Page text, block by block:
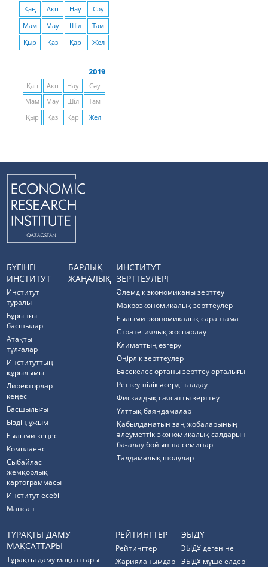
Қаң Ақп Нау
Сәу
Мам
Мау Шіл
Там
Қыр
Қаз Қар Жел
2019
Қаң Ақп Нау
Сәу
Мам
Мау Шіл
Там
Қыр
Қаз Қар Жел
БҮГІНГІ
ИНСТИТУТ
Институт
туралы
Бұрынғы
басшылар
Атақты
тұлғалар
Институттың
құрылымы
Директорлар
кеңесі
Басшылығы
Біздің ұжым
Ғылыми кеңес
Комплаенс
Cыбайлас
жемқорлық
картограммасы
Институт есебі
Мансап
БАРЛЫҚ
ЖАҢАЛЫҚ
ИНСТИТУТ
ЗЕРТТЕУЛЕРІ
Әлемдік экономиканы зерттеу
Макроэкономикалық зерттеулер
Ғылыми экономикалық сараптама
Стратегиялық жоспарлау
Климаттың өзгеруі
Өңірлік зерттеулер
Бәсекелес ортаны зерттеу орталығы
Реттеушілік әсерді талдау
Фискалдық саясатты зерттеу
Ұлттық баяндамалар
Қабылданатын заң жобаларының
әлеуметтік-экономикалық салдарын
бағалау бойынша семинар
Талдамалық шолулар
ТҰРАҚТЫ ДАМУ
МАҚСАТТАРЫ
Тұрақты даму мақсаттары
РЕЙТИНГТЕР
Рейтингтер
Жарияланымдар
ЭЫДҰ
ЭЫДҰ деген не
ЭЫДҰ мүше елдері